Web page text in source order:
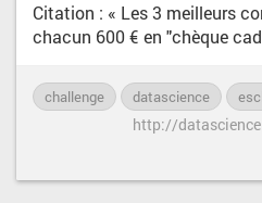
Citation : « Les 3 meilleurs
chacun 600 € en "chèque
challenge datascience
http://